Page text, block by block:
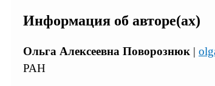
Информация об авторе(ах)
Ольга Алексеевна Поворознюк |
РАН